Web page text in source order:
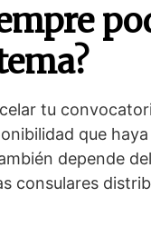
tu
que
depende
consulares